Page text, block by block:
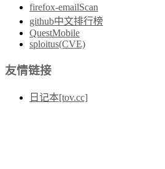
firefox-emailScan
github中文排行榜
QuestMobile
sploitus(CVE)
友情链接
日记本[tov.cc]